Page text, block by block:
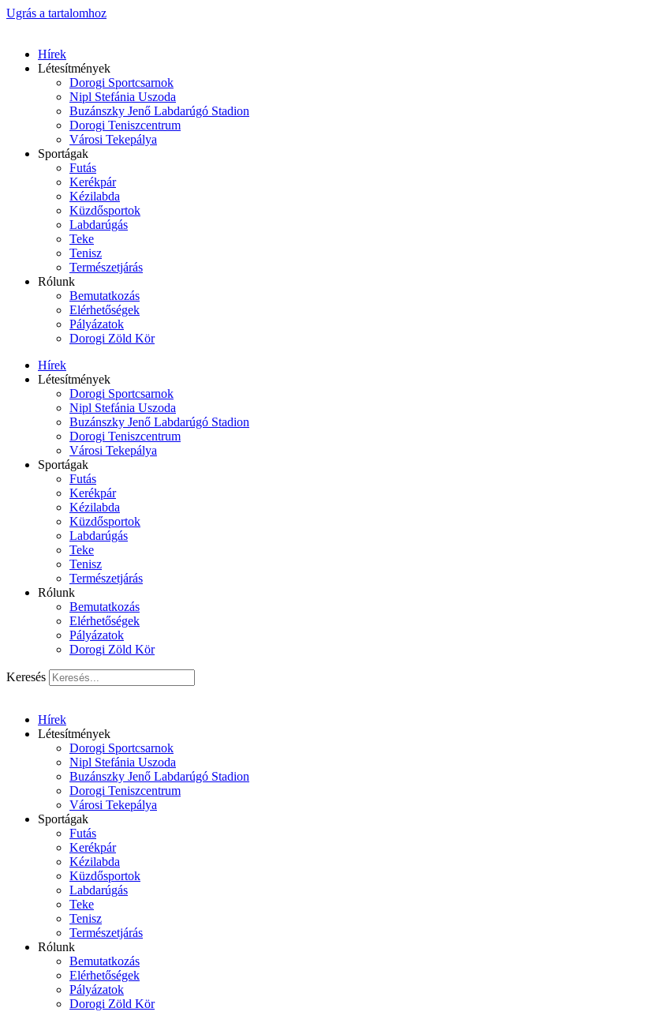
Ugrás a tartalomhoz
Hírek
Létesítmények
Dorogi Sportcsarnok
Nipl Stefánia Uszoda
Buzánszky Jenő Labdarúgó Stadion
Dorogi Teniszcentrum
Városi Tekepálya
Sportágak
Futás
Kerékpár
Kézilabda
Küzdősportok
Labdarúgás
Teke
Tenisz
Természetjárás
Rólunk
Bemutatkozás
Elérhetőségek
Pályázatok
Dorogi Zöld Kör
Hírek
Létesítmények
Dorogi Sportcsarnok
Nipl Stefánia Uszoda
Buzánszky Jenő Labdarúgó Stadion
Dorogi Teniszcentrum
Városi Tekepálya
Sportágak
Futás
Kerékpár
Kézilabda
Küzdősportok
Labdarúgás
Teke
Tenisz
Természetjárás
Rólunk
Bemutatkozás
Elérhetőségek
Pályázatok
Dorogi Zöld Kör
Keresés
Hírek
Létesítmények
Dorogi Sportcsarnok
Nipl Stefánia Uszoda
Buzánszky Jenő Labdarúgó Stadion
Dorogi Teniszcentrum
Városi Tekepálya
Sportágak
Futás
Kerékpár
Kézilabda
Küzdősportok
Labdarúgás
Teke
Tenisz
Természetjárás
Rólunk
Bemutatkozás
Elérhetőségek
Pályázatok
Dorogi Zöld Kör